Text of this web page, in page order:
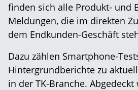
finden sich alle Produkt- und
Meldungen, die im direkten
dem Endkunden-Geschäft
Dazu zählen Smartphone-
Hintergrundberichte zu
in der TK-Branche.